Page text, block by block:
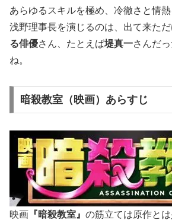
あらゆるスキルを極め、冷徹さと情
浅野理事長を演じるのは、出て来た
る俳優さん、たとえば堤真一さんだ
ね。
暗殺教室（映画）あらすじ
映画 『暗殺教室』 の筋立ては原作と